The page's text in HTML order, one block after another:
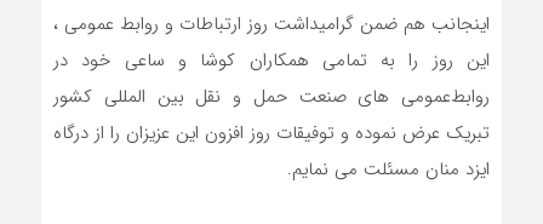
اینجانب هم ضمن گرامیداشت روز ارتباطات و روابط عمومی ،
این روز را به تمامی همکاران کوشا و ساعی خود در
روابط‌عمومی‌ های صنعت حمل و نقل بین المللی کشور
تبریک عرض نموده و توفیقات روز افزون این عزیزان را از درگاه
ایزد منان ‏مسئلت می نمایم.